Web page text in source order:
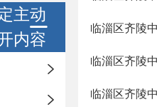
主动
内容
临淄区齐陵
临淄区齐陵
临淄区齐陵